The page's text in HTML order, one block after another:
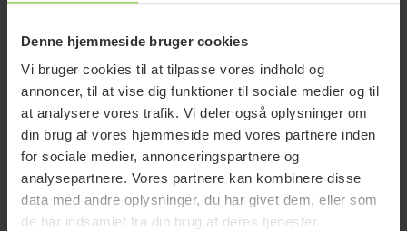
Denne hjemmeside bruger cookies
Vi bruger cookies til at tilpasse vores indhold og
annoncer, til at vise dig funktioner til sociale medier og til
at analysere vores trafik. Vi deler også oplysninger om
din brug af vores hjemmeside med vores partnere inden
for sociale medier, annonceringspartnere og
analysepartnere. Vores partnere kan kombinere disse
data med andre oplysninger, du har givet dem, eller som
de har indsamlet fra din brug af deres tjenester.
Dokumenter
Download af manualer er kun til hensigtsmæssige formål.